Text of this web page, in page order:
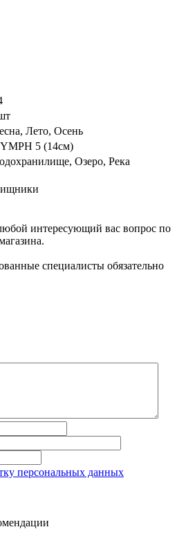
Лето, Осень
5 (14см)
Озеро, Река
интересующий вас вопрос по
специалисты обязательно
персональных данных